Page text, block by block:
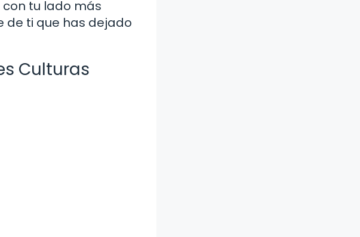
tu lado más
de ti que has dejado
Culturas